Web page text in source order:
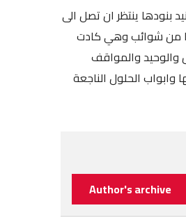
بنودها ينتظر ان تصل الى
من شوائب وهي كادت
والوحيد والمواقف
الحلول الناجعة
Author's archive